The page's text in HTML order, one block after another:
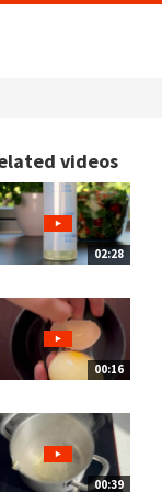
videos
02:28
00:16
00:39